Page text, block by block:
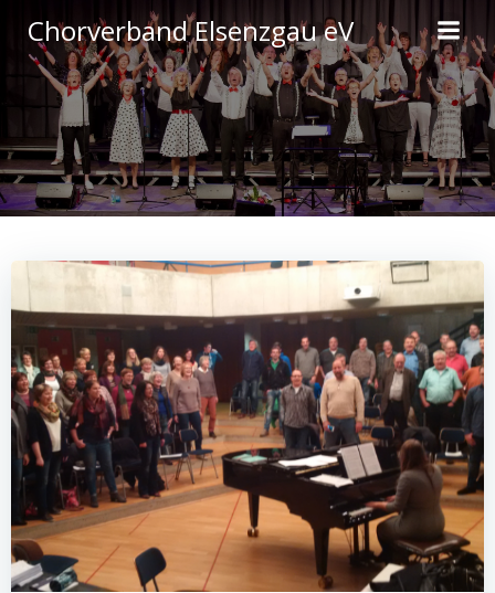
Inhalt
springen
Chorverband Elsenzgau eV